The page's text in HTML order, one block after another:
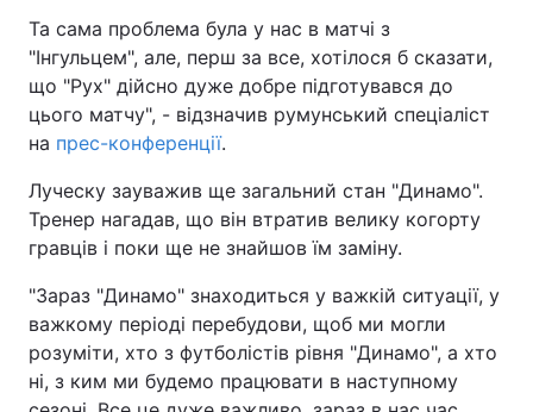
Та сама проблема була у нас в матчі з
"Інгульцем", але, перш за все, хотілося б сказати,
що "Рух" дійсно дуже добре підготувався до
цього матчу", - відзначив румунський спеціаліст
на прес-конференції.
Луческу зауважив ще загальний стан "Динамо".
Тренер нагадав, що він втратив велику когорту
гравців і поки ще не знайшов їм заміну.
"Зараз "Динамо" знаходиться у важкій ситуації, у
важкому періоді перебудови, щоб ми могли
розуміти, хто з футболістів рівня "Динамо", а хто
ні, з ким ми будемо працювати в наступному